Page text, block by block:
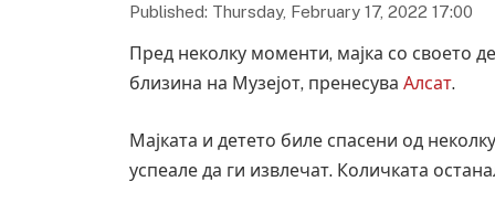
Published: Thursday, February 17, 2022 17:00
Пред неколку моменти, мајка со своето
близина на Музејот, пренесуваАлсат.
Мајката и детето биле спасени од
успеале да ги извлечат. Количката